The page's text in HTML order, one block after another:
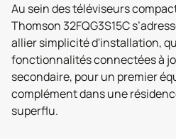
Au sein des téléviseurs
Thomson 32FQG3S15C
allier simplicité d'installation,
fonctionnalités connectées à
secondaire, pour un premier
complément dans une
superflu.